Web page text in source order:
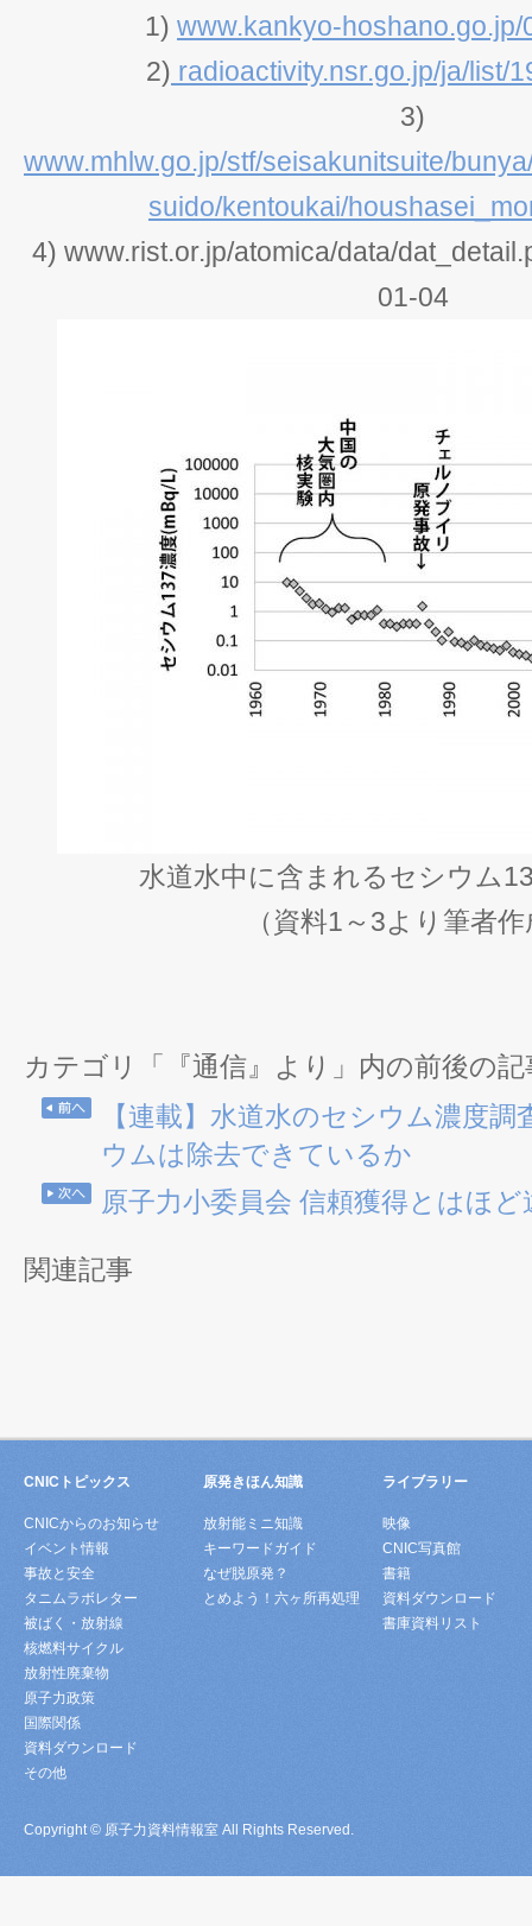
1) www.kankyo-hoshano.go.jp/
2) radioactivity.nsr.go.jp/ja/list/
3)
www.mhlw.go.jp/stf/seisakunitsuite/
suido/kentoukai/
4) www.rist.or.jp/atomica/data/
01-04
水道水中に含まれるセシウム
（資料1～3より筆者
カテゴリ「『通信』より」内の前後の記
【連載】水道水のセシウム濃度
ウムは除去できているか
原子力小委員会 信頼獲得とはほど
関連記事
CNICトピックス
CNICからのお知らせ
イベント情報
事故と安全
タニムラボレター
被ばく・放射線
核燃料サイクル
放射性廃棄物
原子力政策
国際関係
資料ダウンロード
その他
原発きほん知識
放射能ミニ知識
キーワードガイド
なぜ脱原発？
とめよう！六ヶ所再処理
ライブラリー
映像
CNIC写真館
書籍
資料ダウンロード
書庫資料リスト
Copyright © 原子力資料情報室 All Rights Reserved.